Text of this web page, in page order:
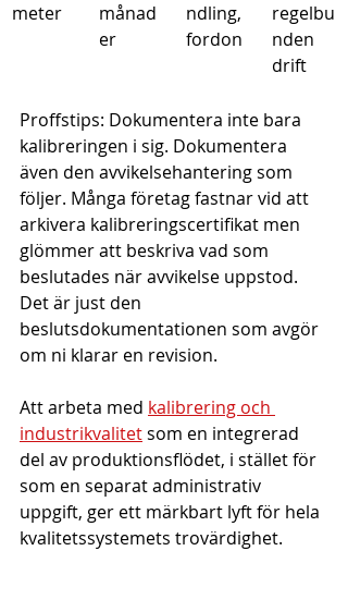
meter
månad
er
ndling,
fordon
regelbu
nden
drift
Proffstips: Dokumentera inte bara
kalibreringen i sig. Dokumentera
även den avvikelsehantering som
följer. Många företag fastnar vid att
arkivera kalibreringscertifikat men
glömmer att beskriva vad som
beslutades när avvikelse uppstod.
Det är just den
beslutsdokumentationen som avgör
om ni klarar en revision.
Att arbeta med kalibrering och
industrikvalitet som en integrerad
del av produktionsflödet, i stället för
som en separat administrativ
uppgift, ger ett märkbart lyft för hela
kvalitetssystemets trovärdighet.